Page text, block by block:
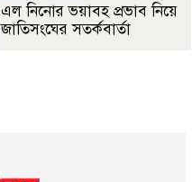
এল নিনোর ভয়াবহ প্রভাব নিয়ে
জাতিসংঘের সতর্কবার্তা